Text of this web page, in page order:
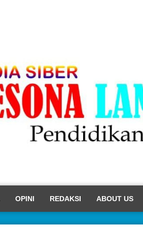
OPINI REDAKSI ABOUT US